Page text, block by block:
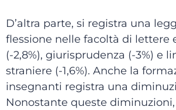
D’altra parte, si registra una
flessione nelle facoltà di lettere
(-2,8%), giurisprudenza (-3%) e
straniere (-1,6%). Anche la
insegnanti registra una
Nonostante queste diminuzioni,